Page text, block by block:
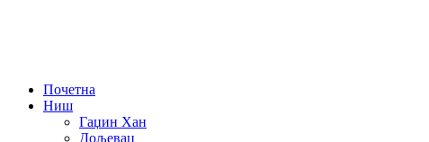
Почетна
Ниш
Гаџин Хан
Дољевац